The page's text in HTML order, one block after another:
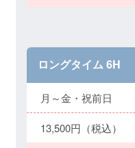
ロングタイム 6H
月～金・祝前日
13,500円（税込）